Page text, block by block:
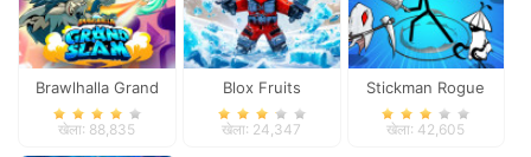
Brawlhalla Grand
Slam
खेला: 88,835
Blox Fruits
खेला: 24,347
Stickman Rogue
Online
खेला: 42,605